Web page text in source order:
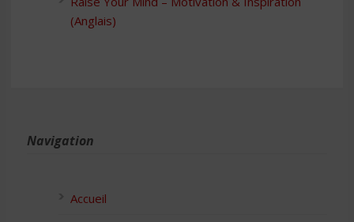
(Anglais)
Navigation
Accueil